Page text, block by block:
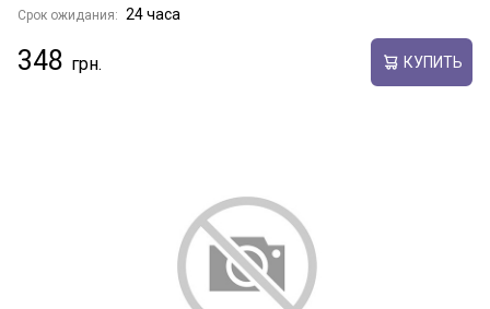
Срок ожидания: 24 часа
348 КУПИТЬ